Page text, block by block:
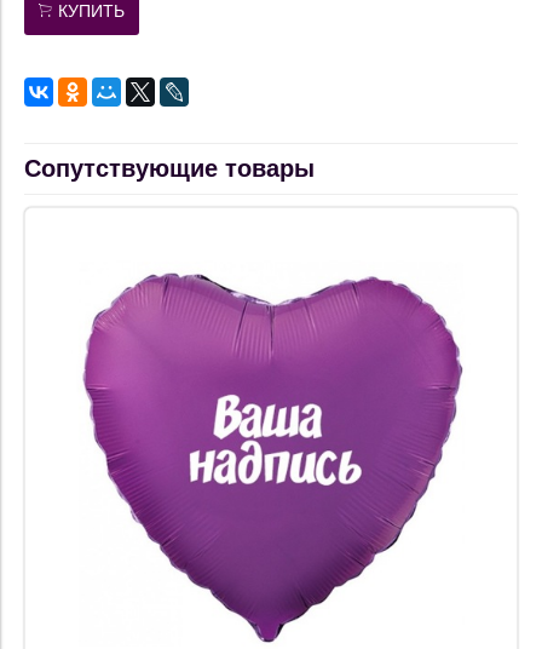
КУПИТЬ
Сопутствующие товары